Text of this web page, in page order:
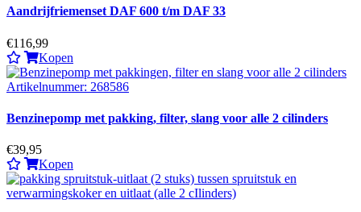
Aandrijfriemenset DAF 600 t/m DAF 33
€116,99
Kopen
Benzinepomp met pakking, filter, slang voor alle 2 cilinders
€39,95
Kopen